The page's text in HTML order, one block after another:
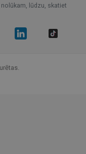
lūdzu, skatiet